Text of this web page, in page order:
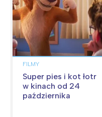
FILMY
Super pies i kot łotr
w kinach od 24
października